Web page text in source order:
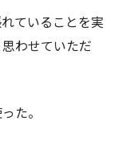
ていることを実
わせていただ
た。